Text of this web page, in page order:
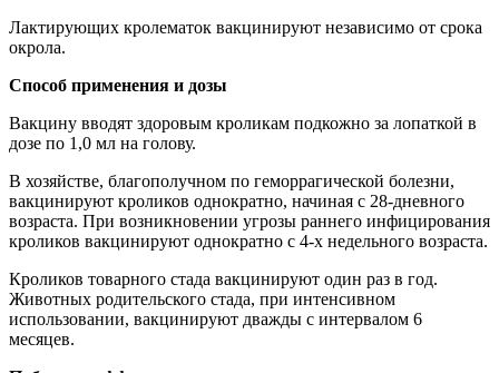
Лактирующих кролематок вакцинируют независимо от срока
окрола.
Способ применения и дозы
Вакцину вводят здоровым кроликам подкожно за лопаткой в
дозе по 1,0 мл на голову.
В хозяйстве, благополучном по геморрагической болезни,
вакцинируют кроликов однократно, начиная с 28-дневного
возраста. При возникновении угрозы раннего инфицирования
кроликов вакцинируют однократно с 4-х недельного возраста.
Кроликов товарного стада вакцинируют один раз в год.
Животных родительского стада, при интенсивном
использовании, вакцинируют дважды с интервалом 6
месяцев.